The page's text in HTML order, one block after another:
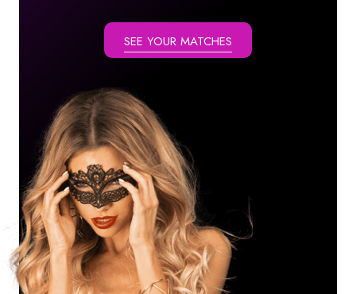
SEE YOUR MATCHES